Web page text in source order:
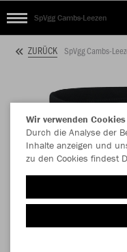
SpVgg Cambs-Leezen
ZURÜCK SpVgg Cambs-
Wir verwenden Cookies
Durch die Analyse der
Inhalte anzeigen und
zu den Cookies findest